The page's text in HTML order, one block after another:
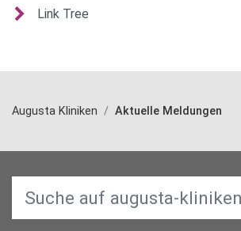
Link Tree
Augusta Kliniken Aktuelle Meldungen